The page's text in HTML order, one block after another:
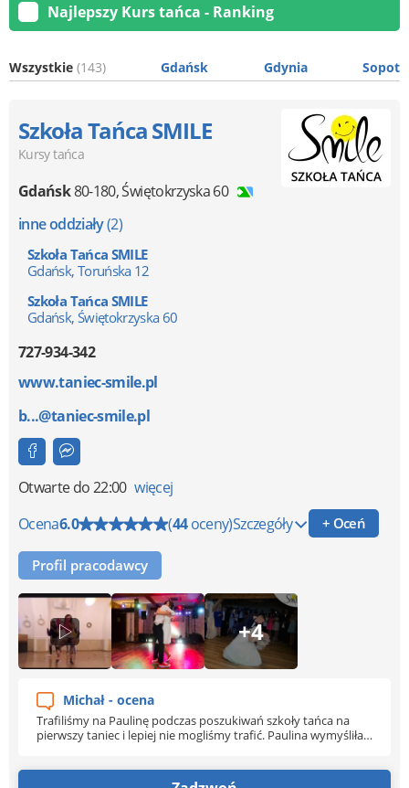
Najlepszy Kurs tańca - Ranking
Wszystkie (143) Gdańsk Gdynia Sopot
Szkoła Tańca SMILE
Kursy tańca
Gdańsk80-180,Świętokrzyska 60
inne oddziały(2)
Szkoła Tańca SMILE
Gdańsk, Toruńska 12
Szkoła Tańca SMILE
Gdańsk, Świętokrzyska 60
727-934-342
www.taniec-smile.pl
b...@taniec-smile.pl
Otwartedo 22:00 więcej
Ocena6.0 (44oceny)Szczegóły + Oceń
Profil pracodawcy
+4
Michał - ocena
Trafiliśmy na Paulinę podczas poszukiwań szkoły tańca na
pierwszy taniec i lepiej nie mogliśmy trafić. Paulina wymyśliła
łatwy do ogrania. Wyszło super i dzięki jej radom w ogóle się